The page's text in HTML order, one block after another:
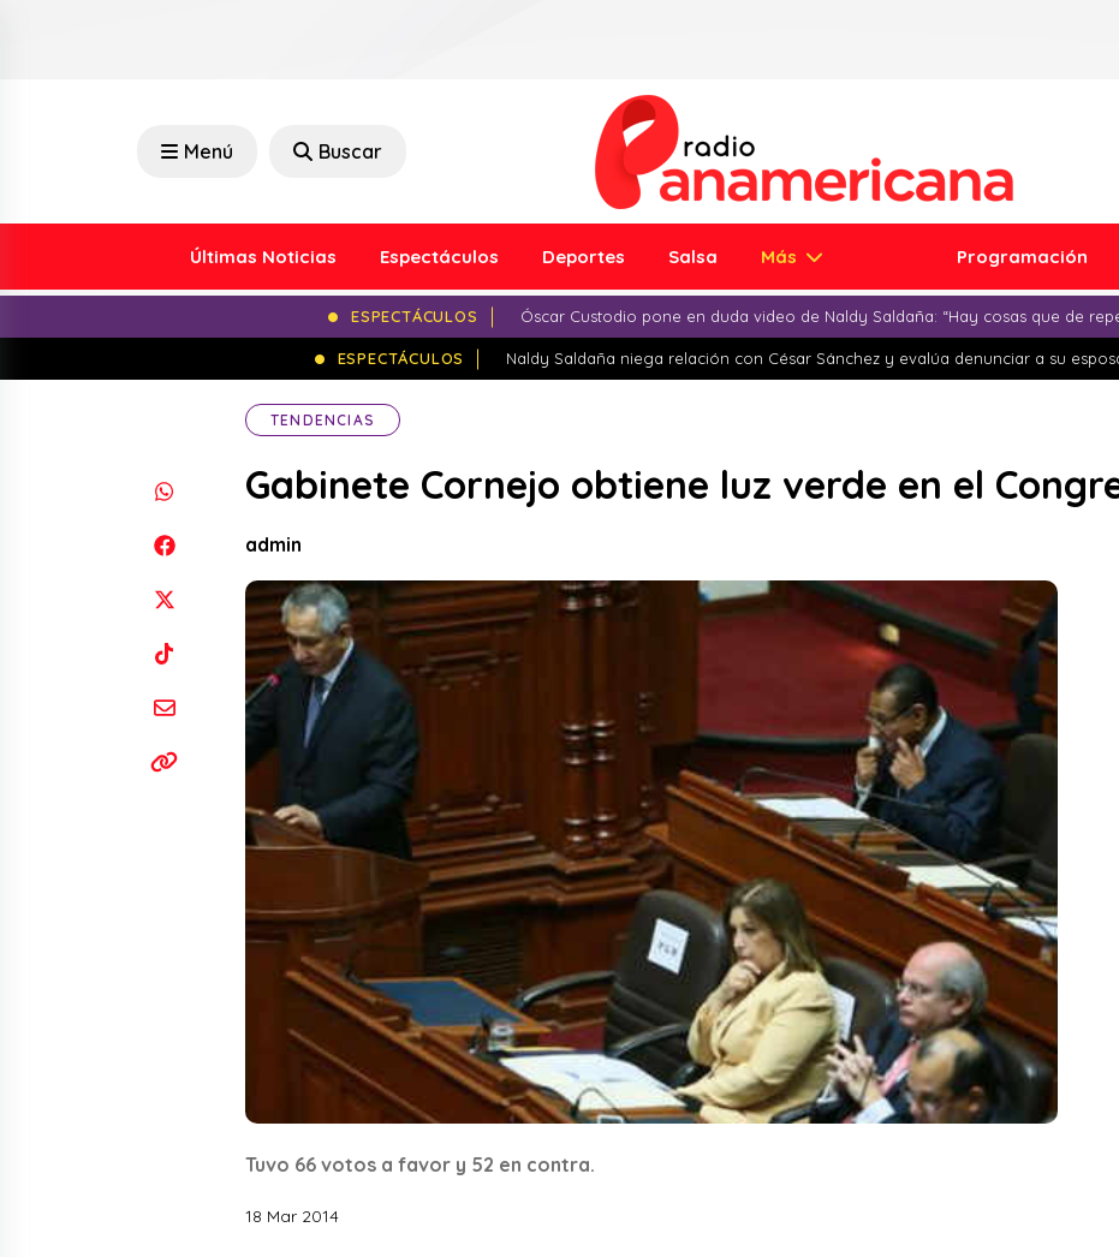
Menú Buscar
Últimas Noticias Espectáculos Deportes Salsa Más Programación
ESPECTÁCULOS Óscar Custodio pone en duda video de Naldy Saldaña: “Hay cosas que de
ESPECTÁCULOS Naldy Saldaña niega relación con César Sánchez y evalúa denunciar a su
TENDENCIAS
Gabinete Cornejo obtiene luz verde en el
admin
Tuvo 66 votos a favor y 52 en contra.
18 Mar 2014